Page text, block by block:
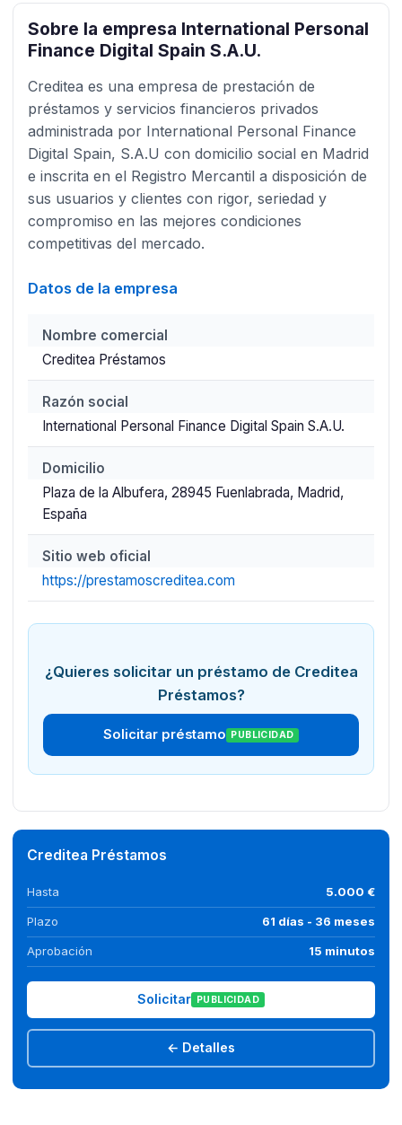
Sobre la empresa International Personal
Finance Digital Spain S.A.U.
Creditea es una empresa de prestación de
préstamos y servicios financieros privados
administrada por International Personal Finance
Digital Spain, S.A.U con domicilio social en Madrid
e inscrita en el Registro Mercantil a disposición de
sus usuarios y clientes con rigor, seriedad y
compromiso en las mejores condiciones
competitivas del mercado.
Datos de la empresa
Nombre comercial
Creditea Préstamos
Razón social
International Personal Finance Digital Spain S.A.U.
Domicilio
Plaza de la Albufera, 28945 Fuenlabrada, Madrid,
España
Sitio web oficial
https://prestamoscreditea.com
¿Quieres solicitar un préstamo de Creditea
Préstamos?
Solicitar préstamo PUBLICIDAD
Creditea Préstamos
Hasta 5.000 €
Plazo 61 días - 36 meses
Aprobación 15 minutos
Solicitar PUBLICIDAD
← Detalles